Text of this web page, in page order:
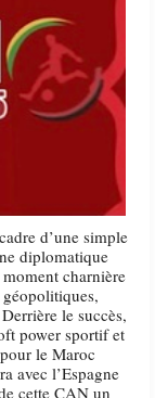
d’une simple
diplomatique
charnière
le succès,
power sportif et
le Maroc
avec l’Espagne
cette CAN un